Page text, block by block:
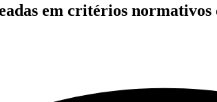
em critérios